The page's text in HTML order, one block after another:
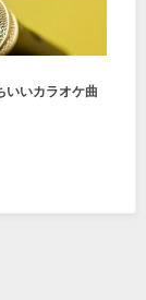
いいカラオケ曲